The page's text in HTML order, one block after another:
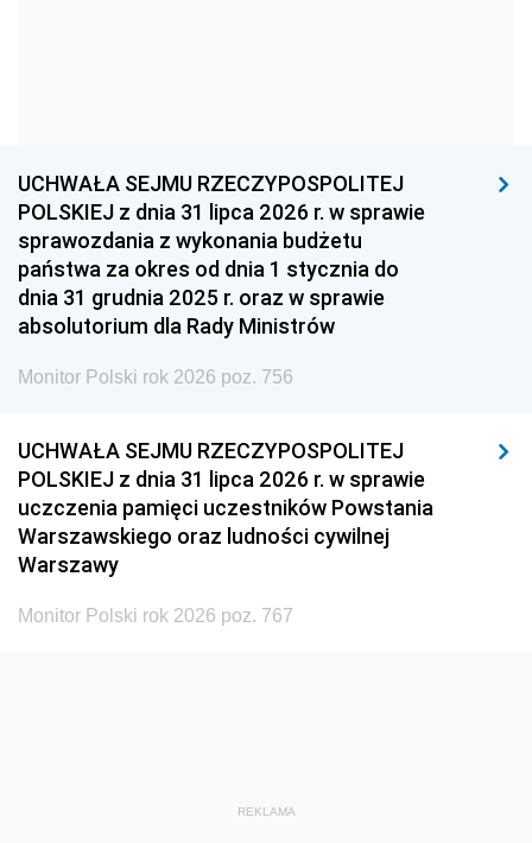
1954 1953 1952
1951 1950
1948 1947 1946
1939 1938
UCHWAŁA SEJMU RZECZYPOSPOLITEJ
POLSKIEJ z dnia 31 lipca 2026 r. w sprawie
sprawozdania z wykonania budżetu
państwa za okres od dnia 1 stycznia do
dnia 31 grudnia 2025 r. oraz w sprawie
absolutorium dla Rady Ministrów
Monitor Polski rok 2026 poz. 756
UCHWAŁA SEJMU RZECZYPOSPOLITEJ
POLSKIEJ z dnia 31 lipca 2026 r. w sprawie
uczczenia pamięci uczestników Powstania
Warszawskiego oraz ludności cywilnej
Warszawy
Monitor Polski rok 2026 poz. 767
REKLAMA